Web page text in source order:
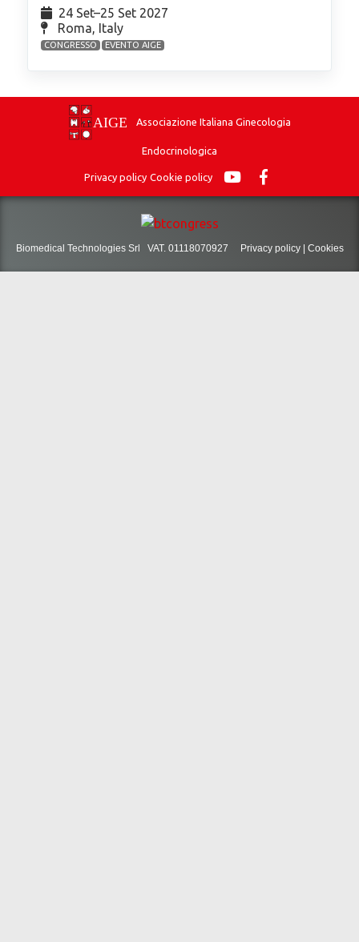
24 Set⁠–25 Set 2027
Roma, Italy
CONGRESSO EVENTO AIGE
Associazione Italiana Ginecologia
Endocrinologica
Privacy policy Cookie policy
Biomedical Technologies Srl VAT. 01118070927 Privacy policy| Cookies